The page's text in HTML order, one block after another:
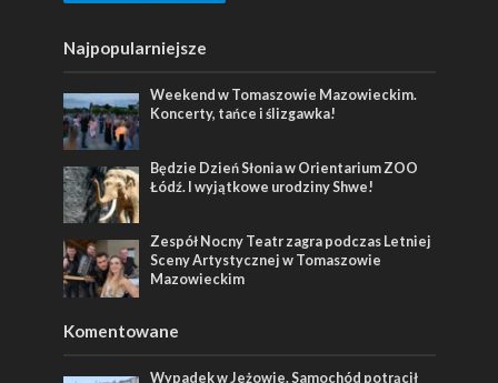
Najpopularniejsze
Weekend w Tomaszowie Mazowieckim.
Koncerty, tańce i ślizgawka!
Będzie Dzień Słonia w Orientarium ZOO
Łódź. I wyjątkowe urodziny Shwe!
Zespół Nocny Teatr zagra podczas Letniej
Sceny Artystycznej w Tomaszowie
Mazowieckim
Komentowane
Wypadek w Jeżowie. Samochód potrącił